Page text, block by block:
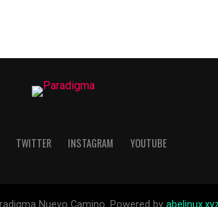
TWITTER INSTAGRAM YOUTUBE
Nuevo Camino. Powered by